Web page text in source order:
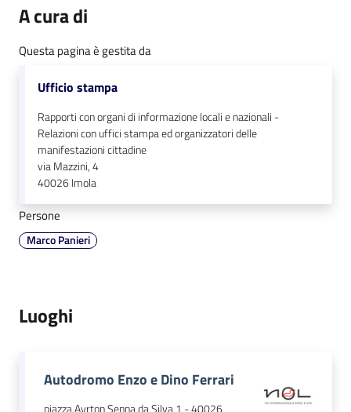
A cura di
Questa pagina è gestita da
Ufficio stampa
Rapporti con organi di informazione locali e nazionali -
Relazioni con uffici stampa ed organizzatori delle
manifestazioni cittadine
via Mazzini, 4
40026Imola
Persone
Marco Panieri
Luoghi
Autodromo Enzo e Dino Ferrari